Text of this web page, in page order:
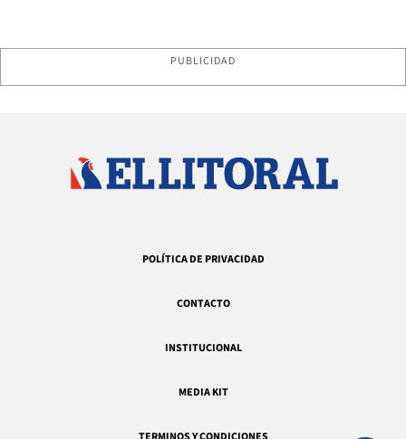
PUBLICIDAD
POLÍTICA DE PRIVACIDAD
CONTACTO
INSTITUCIONAL
MEDIA KIT